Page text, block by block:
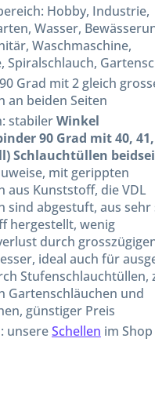
Hobby, Industrie,
Wasser,
Waschmaschine,
Spiralschlauch,
Grad mit 2 gleich
an beiden Seiten
stabilerWinkel
90 Grad mit 40, 41,
Schlauchtüllen
mit gerippten
aus Kunststoff, die VDL
sind abgestuft, aus sehr
hergestellt, wenig
durch
ideal auch für
Stufenschlauchtüllen,
Gartenschläuchen und
günstiger Preis
unsereSchellen im Shop